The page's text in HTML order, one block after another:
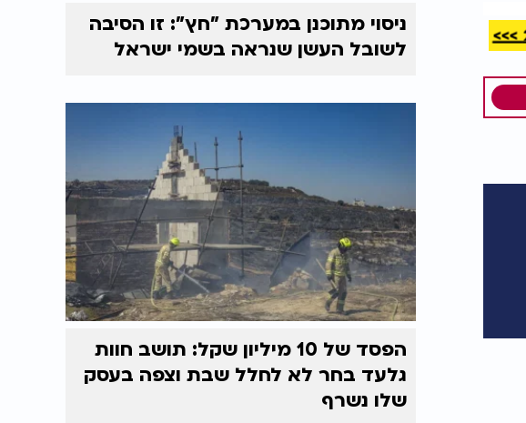
ניסוי מתוכנן במערכת "חץ": זו הסיבה
לשובל העשן שנראה בשמי ישראל
הפסד של 10 מיליון שקל: תושב חוות
גלעד בחר לא לחלל שבת וצפה בעסק
שלו נשרף